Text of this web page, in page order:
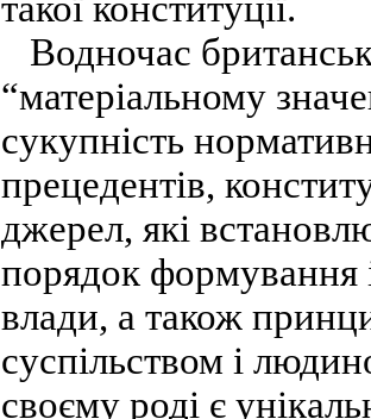
Водночас
“матеріальному
сукупність
прецедентів,
джерел, які
порядок формування
влади, а також
суспільством і
своєму роді є